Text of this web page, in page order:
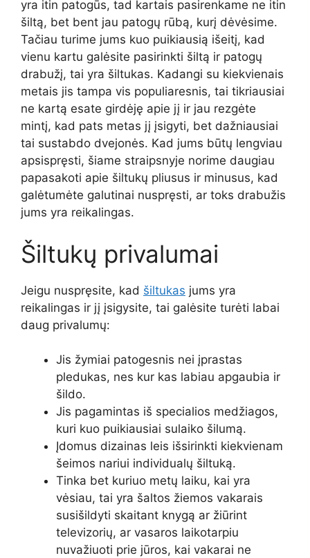
yra itin patogūs, tad kartais pasirenkame ne itin
šiltą, bet bent jau patogų rūbą, kurį dėvėsime.
Tačiau turime jums kuo puikiausią išeitį, kad
vienu kartu galėsite pasirinkti šiltą ir patogų
drabužį, tai yra šiltukas. Kadangi su kiekvienais
metais jis tampa vis populiaresnis, tai tikriausiai
ne kartą esate girdėję apie jį ir jau rezgėte
mintį, kad pats metas jį įsigyti, bet dažniausiai
tai sustabdo dvejonės. Kad jums būtų lengviau
apsispręsti, šiame straipsnyje norime daugiau
papasakoti apie šiltukų pliusus ir minusus, kad
galėtumėte galutinai nuspręsti, ar toks drabužis
jums yra reikalingas.
Šiltukų privalumai
Jeigu nuspręsite, kad šiltukas jums yra
reikalingas ir jį įsigysite, tai galėsite turėti labai
daug privalumų:
Jis žymiai patogesnis nei įprastas
pledukas, nes kur kas labiau apgaubia ir
šildo.
Jis pagamintas iš specialios medžiagos,
kuri kuo puikiausiai sulaiko šilumą.
Įdomus dizainas leis išsirinkti kiekvienam
šeimos nariui individualų šiltuką.
Tinka bet kuriuo metų laiku, kai yra
vėsiau, tai yra šaltos žiemos vakarais
susišildyti skaitant knygą ar žiūrint
televizorių, ar vasaros laikotarpiu
nuvažiuoti prie jūros, kai vakarai ne